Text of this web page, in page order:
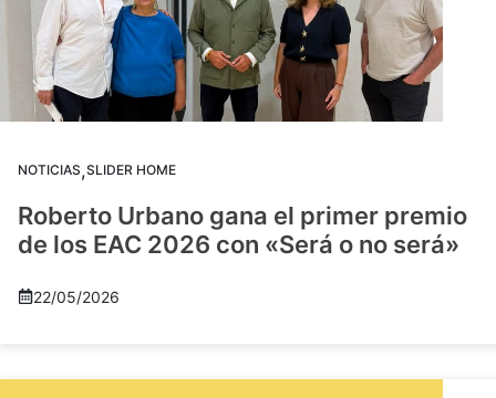
NOTICIAS,SLIDER HOME
Roberto Urbano gana el primer premio
de los EAC 2026 con «Será o no será»
22/05/2026